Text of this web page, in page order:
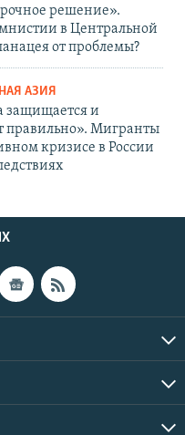
решение».
в Центральной
от проблемы?
АЗИЯ
защищается и
правильно». Мигранты
кризисе в России